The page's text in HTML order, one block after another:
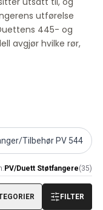
utførelse
445- og
avgjør hvilke rør,
Tilbehør PV 544
PV/Duett Støtfangere(35)
FILTER